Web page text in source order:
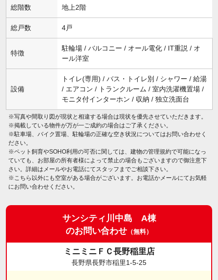
総階数 地上2階
総戸数 4戸
特徴
駐輪場 / バルコニー / オール電化 / IT重説 / オ
ール洋室
設備
トイレ(専用) / バス・トイレ別 / シャワー / 給湯
/ エアコン / トランクルーム / 室内洗濯機置場 /
モニタ付インターホン / 収納 / 独立洗面台
※写真や間取り図が現状と相違する場合は現状を優先させていただきます。
※掲載している物件が万が一ご成約の場合はご了承ください。
※駐車場、バイク置場、駐輪場の正確な空き状況についてはお問い合わせく
ださい。
※ペット飼育やSOHO利用の可否に関しては、建物の管理規約で可能になっ
ていても、お部屋の所有者様によって禁止の場合もございますので御注意下
さい。詳細はメールやお電話にてスタッフまでご相談下さい。
※こちら以外にも空室がある場合がございます。お電話かメールにてお気軽
にお問い合わせください。
サンシティ川中島 A棟
のお問い合わせ （無料）
ミニミニＦＣ長野稲里店
長野県長野市稲里1-5-25